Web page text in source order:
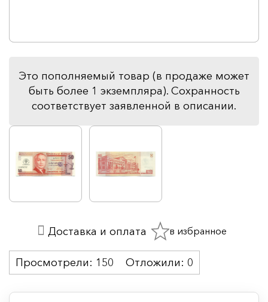
Это пополняемый товар (в продаже может
быть более 1 экземпляра). Сохранность
соответствует заявленной в описании.
Просмотрели: 150 Отложили: 0
Доставка и оплата в избранное